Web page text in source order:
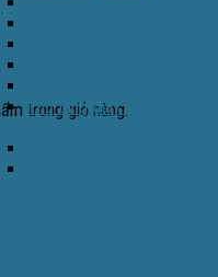
trong giỏ hàng.
Phụ tùng thay thế